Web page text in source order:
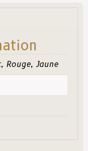
Rouge, Jaune